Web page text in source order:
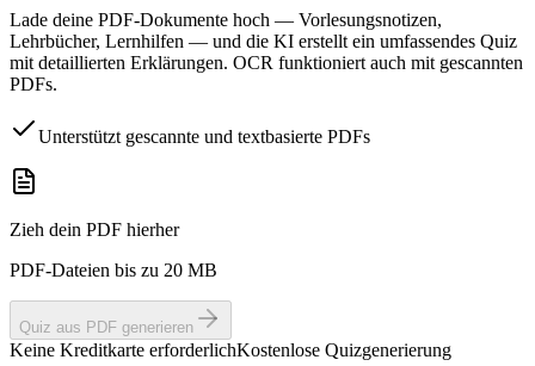
Lade deine PDF-Dokumente hoch — Vorlesungsnotizen,
Lehrbücher, Lernhilfen — und die KI erstellt ein umfassendes Quiz
mit detaillierten Erklärungen. OCR funktioniert auch mit gescannten
PDFs.
Unterstützt gescannte und textbasierte PDFs
Zieh dein PDF hierher
PDF-Dateien bis zu 20 MB
Quiz aus PDF generieren
Keine Kreditkarte erforderlichKostenlose Quizgenerierung